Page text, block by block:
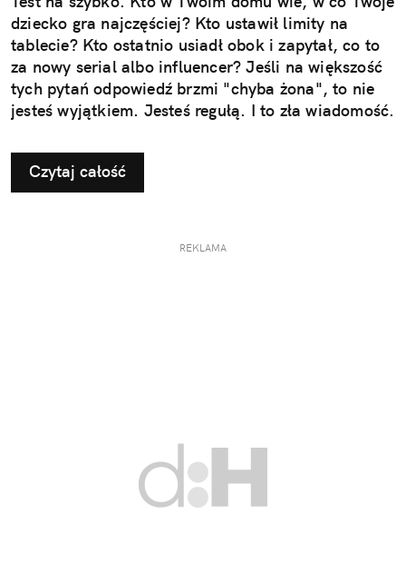
dziecko gra najczęściej? Kto ustawił limity na
tablecie? Kto ostatnio usiadł obok i zapytał, co to
za nowy serial albo influencer? Jeśli na większość
tych pytań odpowiedź brzmi "chyba żona", to nie
jesteś wyjątkiem. Jesteś regułą. I to zła wiadomość.
Czytaj całość
REKLAMA